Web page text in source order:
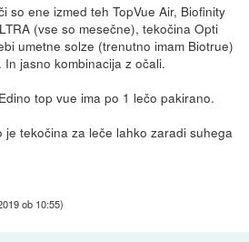
so ene izmed teh TopVue Air, Biofinity
(vse so mesečne), tekočina Opti
umetne solze (trenutno imam Biotrue)
jasno kombinacija z očali.
top vue ima po 1 lečo pakirano.
je tekočina za leče lahko zaradi suhega
ob 10:55)